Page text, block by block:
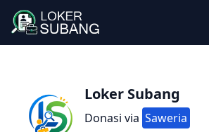
Loker Subang
Donasi via Saweria